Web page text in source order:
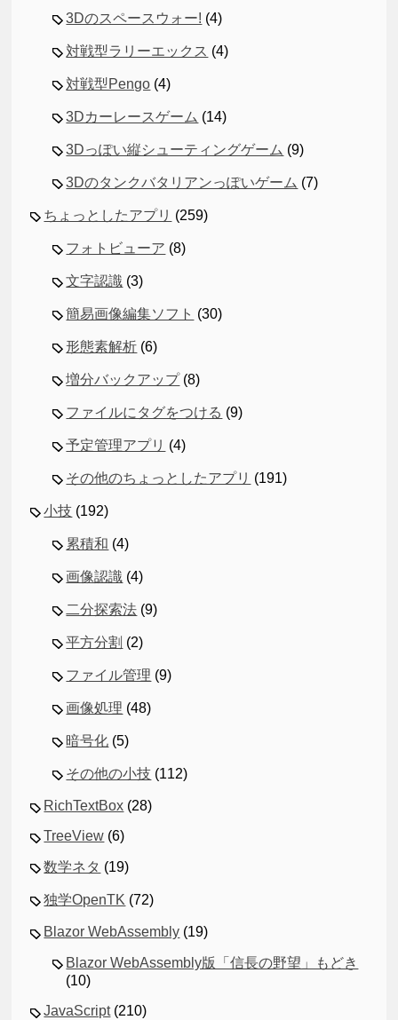
3Dのスペースウォー! (4)
対戦型ラリーエックス (4)
対戦型Pengo (4)
3Dカーレースゲーム (14)
3Dっぽい縦シューティングゲーム (9)
3Dのタンクバタリアンっぽいゲーム (7)
ちょっとしたアプリ (259)
フォトビューア (8)
文字認識 (3)
簡易画像編集ソフト (30)
形態素解析 (6)
増分バックアップ(8)
ファイルにタグをつける (9)
予定管理アプリ (4)
その他のちょっとしたアプリ (191)
小技 (192)
累積和 (4)
画像認識 (4)
二分探索法 (9)
平方分割 (2)
ファイル管理 (9)
画像処理 (48)
暗号化 (5)
その他の小技 (112)
RichTextBox (28)
TreeView (6)
数学ネタ (19)
独学OpenTK (72)
Blazor WebAssembly (19)
Blazor WebAssembly版「信長の野望」もどき
(10)
JavaScript(210)